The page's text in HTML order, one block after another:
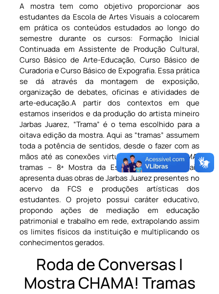
A mostra tem como objetivo proporcionar aos
estudantes da Escola de Artes Visuais a colocarem
em prática os conteúdos estudados ao longo do
semestre durante os cursos: Formação Inicial
Continuada em Assistente de Produção Cultural,
Curso Básico de Arte-Educação, Curso Básico de
Curadoria e Curso Básico de Expografia. Essa prática
se dá através da montagem de exposição,
organização de debates, oficinas e atividades de
arte-educação.A partir dos contextos em que
estamos inseridos e da produção do artista mineiro
Jarbas Juarez, “Trama” é o tema escolhido para a
oitava edição da mostra. Aqui as “tramas” assumem
toda a potência de sentidos, desde o fazer com as
mãos até as conexões virtuais da rede. A CHAMA:
tramas – 8ª Mostra da Escola de Artes Visuais
apresenta duas obras de Jarbas Juarez presentes no
acervo da FCS e produções artísticas dos
estudantes. O projeto possui caráter educativo,
propondo ações de mediação em educação
patrimonial e trabalho em rede, extrapolando assim
os limites físicos da instituição e multiplicando os
conhecimentos gerados.
Roda de Conversas I
Mostra CHAMA! Tramas